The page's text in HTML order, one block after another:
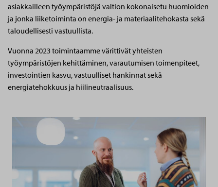
asiakkailleen työympäristöjä valtion kokonaisetu huomioiden
ja jonka liiketoiminta on energia- ja materiaalitehokasta sekä
taloudellisesti vastuullista.
Vuonna 2023 toimintaamme värittivät yhteisten
työympäristöjen kehittäminen, varautumisen toimenpiteet,
investointien kasvu, vastuulliset hankinnat sekä
energiatehokkuus ja hiilineutraalisuus.